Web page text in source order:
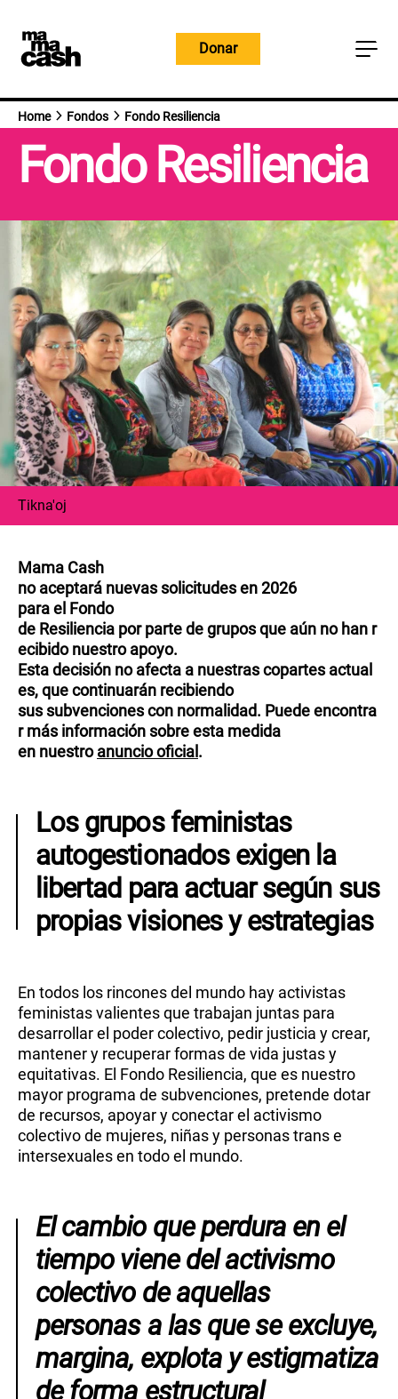
contenido
Donar
Home Fondos Fondo Resiliencia
Fondo Resiliencia
Tikna'oj
Mama Cash
no aceptará nuevas solicitudes en 2026
para el Fondo
de Resiliencia por parte de grupos que aún no han r
ecibido nuestro apoyo.
Esta decisión no afecta a nuestras copartes actual
es, que continuarán recibiendo
sus subvenciones con normalidad. Puede encontra
r más información sobre esta medida
en nuestroanuncio oficial.
Los grupos feministas
autogestionados exigen la
libertad para actuar según sus
propias visiones y estrategias
En todos los rincones del mundo hay activistas
feministas valientes que trabajan juntas para
desarrollar el poder colectivo, pedir justicia y crear,
mantener y recuperar formas de vida justas y
equitativas. El Fondo Resiliencia, que es nuestro
mayor programa de subvenciones, pretende dotar
de recursos, apoyar y conectar el activismo
colectivo de mujeres, niñas y personas trans e
intersexuales en todo el mundo.
El cambio que perdura en el
tiempo viene del activismo
colectivo de aquellas
personas a las que se excluye,
margina, explota y estigmatiza
de forma estructural